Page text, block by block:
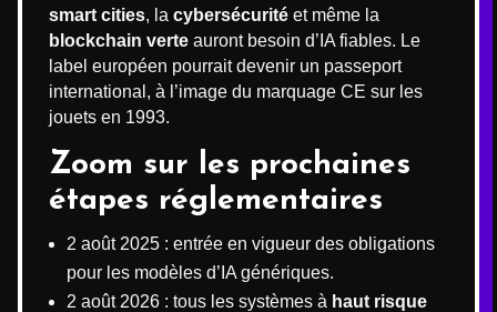
smart cities, la cybersécurité et même la
blockchain verte auront besoin d’IA fiables. Le
label européen pourrait devenir un passeport
international, à l’image du marquage CE sur les
jouets en 1993.
Zoom sur les prochaines
étapes réglementaires
2 août 2025 : entrée en vigueur des obligations
pour les modèles d’IA génériques.
2 août 2026 : tous les systèmes à haut risque